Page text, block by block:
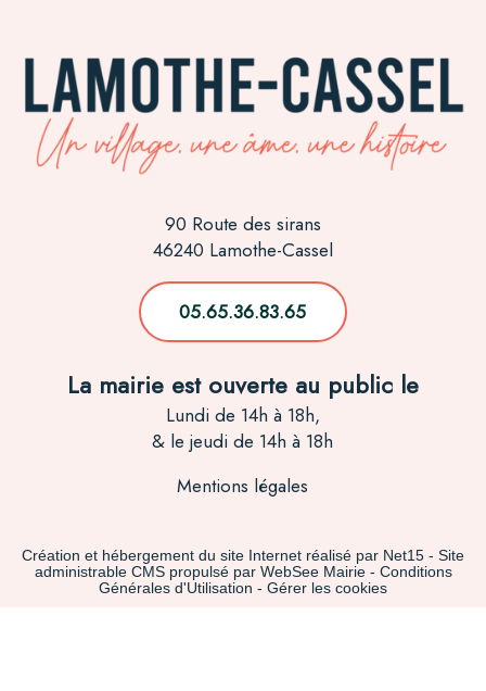
90 Route des sirans
46240 Lamothe-Cassel
05.65.36.83.65
La mairie est ouverte au public le
Lundi de 14h à 18h,
& le jeudi de 14h à 18h
Mentions légales
Création et hébergement du site Internet réalisé par Net15 - Site
administrable CMS propulsé par WebSee Mairie- Conditions
Générales d'Utilisation - Gérer les cookies